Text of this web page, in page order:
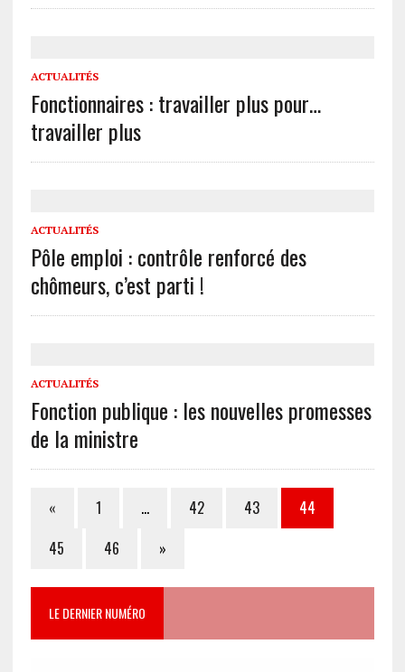
ACTUALITÉS
Fonctionnaires : travailler plus pour…
travailler plus
ACTUALITÉS
Pôle emploi : contrôle renforcé des
chômeurs, c’est parti !
ACTUALITÉS
Fonction publique : les nouvelles promesses
de la ministre
« 1 … 42 43
44
45
46 »
LE DERNIER NUMÉRO